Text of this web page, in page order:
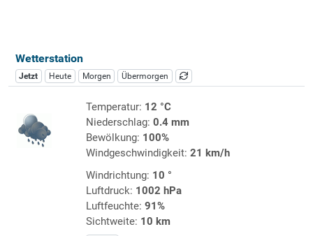
Wetterstation
Jetzt Heute Morgen Übermorgen
Temperatur: 12 °C
Niederschlag: 0.4 mm
Bewölkung: 100%
Windgeschwindigkeit: 21 km/h
Windrichtung: 10 °
Luftdruck: 1002 hPa
Luftfeuchte: 91%
Sichtweite: 10 km